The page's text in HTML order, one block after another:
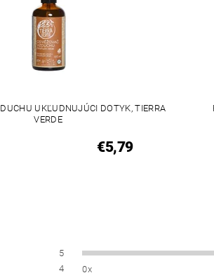
UKĽUDNUJÚCI DOTYK, TIERRA
VERDE
€5,79
5
4
0x